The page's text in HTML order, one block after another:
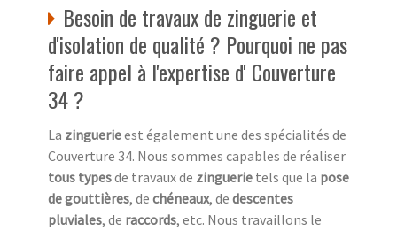
Besoin de travaux de zinguerie et
d'isolation de qualité ? Pourquoi ne pas
faire appel à l'expertise d' Couverture
34 ?
La zinguerieest également une des spécialités de
Couverture 34. Nous sommes capables de réaliser
tous typesde travaux de zinguerie tels que la pose
de gouttières, de chéneaux, de descentes
pluviales, de raccords, etc. Nous travaillons le